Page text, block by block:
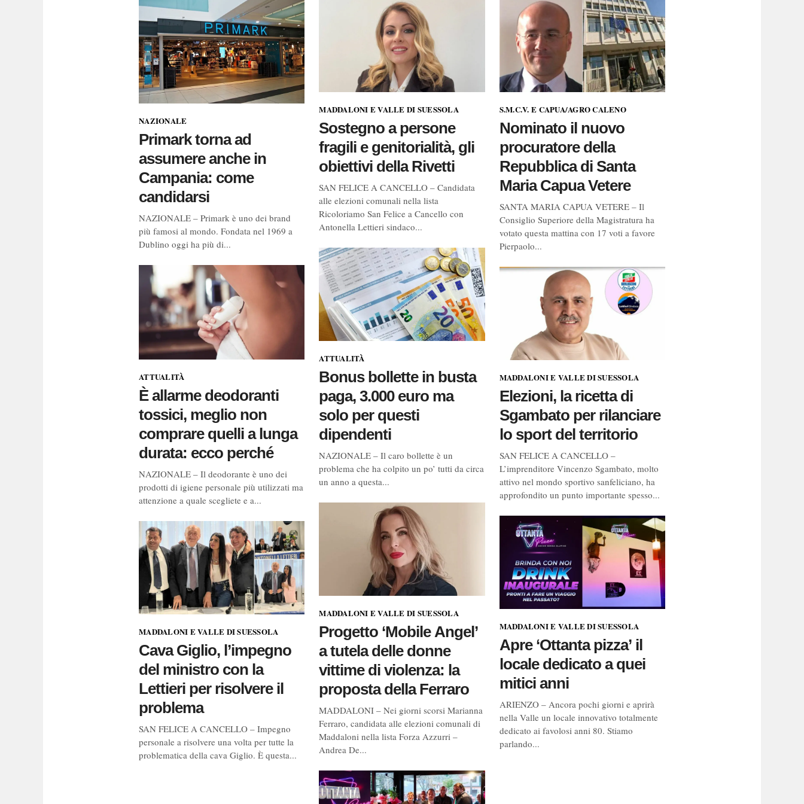
NAZIONALE
Primark torna ad
assumere anche in
Campania: come
candidarsi
NAZIONALE – Primark è uno dei brand
più famosi al mondo. Fondata nel 1969 a
Dublino oggi ha più di...
ATTUALITÀ
È allarme deodoranti
tossici, meglio non
comprare quelli a lunga
durata: ecco perché
NAZIONALE – Il deodorante è uno dei
prodotti di igiene personale più utilizzati ma
attenzione a quale scegliete e a...
MADDALONI E VALLE DI SUESSOLA
Cava Giglio, l’impegno
del ministro con la
Lettieri per risolvere il
problema
SAN FELICE A CANCELLO – Impegno
personale a risolvere una volta per tutte la
problematica della cava Giglio. È questa...
MADDALONI E VALLE DI SUESSOLA
Sostegno a persone
fragili e genitorialità, gli
obiettivi della Rivetti
SAN FELICE A CANCELLO – Candidata
alle elezioni comunali nella lista
Ricoloriamo San Felice a Cancello con
Antonella Lettieri sindaco...
ATTUALITÀ
Bonus bollette in busta
paga, 3.000 euro ma
solo per questi
dipendenti
NAZIONALE – Il caro bollette è un
problema che ha colpito un po’ tutti da circa
un anno a questa...
MADDALONI E VALLE DI SUESSOLA
Progetto ‘Mobile Angel’
a tutela delle donne
vittime di violenza: la
proposta della Ferraro
MADDALONI – Nei giorni scorsi Marianna
Ferraro, candidata alle elezioni comunali di
Maddaloni nella lista Forza Azzurri –
Andrea De...
S.M.C.V. E CAPUA/AGRO CALENO
Nominato il nuovo
procuratore della
Repubblica di Santa
Maria Capua Vetere
SANTA MARIA CAPUA VETERE – Il
Consiglio Superiore della Magistratura ha
votato questa mattina con 17 voti a favore
Pierpaolo...
MADDALONI E VALLE DI SUESSOLA
Elezioni, la ricetta di
Sgambato per rilanciare
lo sport del territorio
SAN FELICE A CANCELLO –
L’imprenditore Vincenzo Sgambato, molto
attivo nel mondo sportivo sanfeliciano, ha
approfondito un punto importante spesso...
MADDALONI E VALLE DI SUESSOLA
Apre ‘Ottanta pizza’ il
locale dedicato a quei
mitici anni
ARIENZO – Ancora pochi giorni e aprirà
nella Valle un locale innovativo totalmente
dedicato ai favolosi anni 80. Stiamo
parlando...